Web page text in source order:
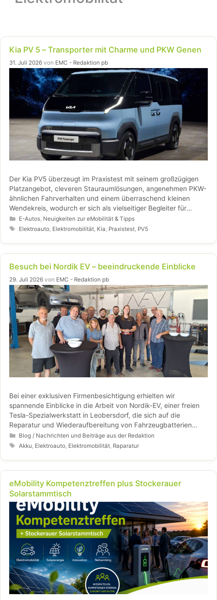
Kia PV 5 – Transporter mit Charme und PKW Genen
31. Juli 2026 von EMC - Redaktion pb
Der Kia PV5 überzeugt im Praxistest mit seinem großzügigen
Platzangebot, cleveren Stauraumlösungen, angenehmen PKW-
ähnlichen Fahrverhalten und einem überraschend kleinen
Wendekreis, wodurch er sich als vielseitiger Begleiter für
Familie und Gewerbe empfiehlt. Kleine Schwächen wie die
fehlende Kofferraumbeleuchtung, die eingeschränkte
Verhältnis bietet.
Kategorien
E-Autos, Neuigkeiten zur eMobilität & Tipps
Schlagwörter
Elektroauto, Elektromobilität, Kia, Praxistest, PV5
Besuch bei Nordik EV – beeindruckende Einblicke
29. Juli 2026 von EMC - Redaktion pb
Bei einer exklusiven Firmenbesichtigung erhielten wir
spannende Einblicke in die Arbeit von Nordik-EV, einer freien
Tesla-Spezialwerkstatt in Leobersdorf, die sich auf die
Reparatur und Wiederaufbereitung von Fahrzeugbatterien
sowie Antriebstechnik spezialisiert hat. Mit viel
Fachkompetenz, innovativen Reparaturmethoden und großer
Kategorien
Blog / Nachrichten und Beiträge aus der Redaktion
Schlagwörter
Akku Elektroauto Elektromobilität Raparatur
eMobility Kompetenztreffen plus Stockerauer
Solarstammtisch